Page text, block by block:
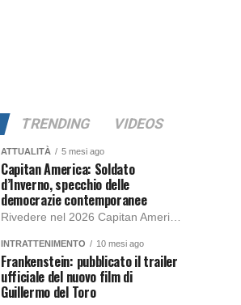
TRENDING VIDEOS
ATTUALITÀ 5 mesi ago
Capitan America: Soldato
d’Inverno, specchio delle
democrazie contemporanee
INTRATTENIMENTO 10 mesi ago
Frankenstein: pubblicato il trailer
ufficiale del nuovo film di
Guillermo del Toro